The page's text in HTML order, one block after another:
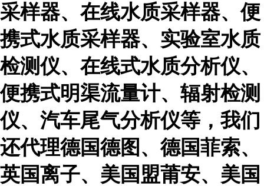
采样器、在线水质采样器、便
携式水质采样器、实验室水质
检测仪、在线式水质分析仪、
便携式明渠流量计、辐射检测
仪、汽车尾气分析仪等，我们
还代理德国德图、德国菲索、
英国离子、美国盟莆安、美国